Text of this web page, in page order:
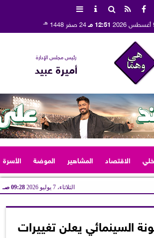
12:51 مـ 24 صفر 1448 هـ
رئيس مجلس الإدارة
أميرة عبيد
الاقتصاد المشاهير الموضة الأسرة
الثلاثاء، 7 يوليو 2026 09:28 صـ
السينمائي يعلن تغييرات